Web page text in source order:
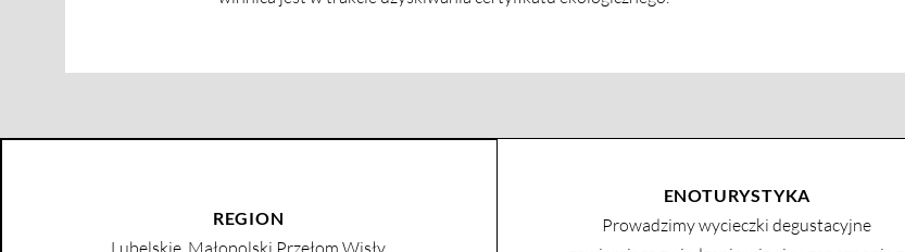
REGION
Lubelskie, Małopolski Przełom Wisły
ENOTURYSTYKA
Prowadzimy wycieczki degustacyjne